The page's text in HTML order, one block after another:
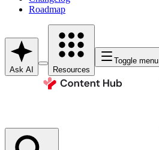
Roadmap
Ask AI Resources
Toggle menu